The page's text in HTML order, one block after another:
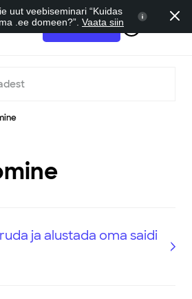
Alusta tasuta
ja alustada oma saidi
uut veebiseminari “Kuidas
.ee domeen?”. Vaata siin